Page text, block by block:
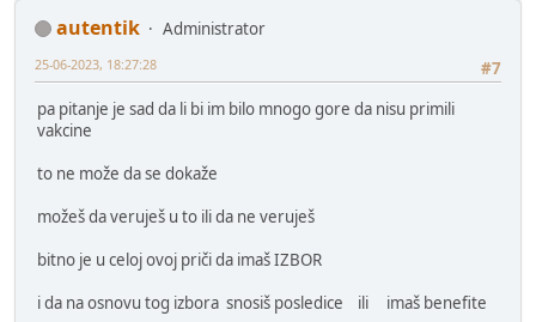
autentik
Administrator
#7
25-06-2023, 18:27:28
pa pitanje je sad da li bi im bilo mnogo gore da nisu primili
vakcine
to ne može da se dokaže
možeš da veruješ u to ili da ne veruješ
bitno je u celoj ovoj priči da imaš IZBOR
i da na osnovu tog izbora snosiš posledice ili imaš benefite